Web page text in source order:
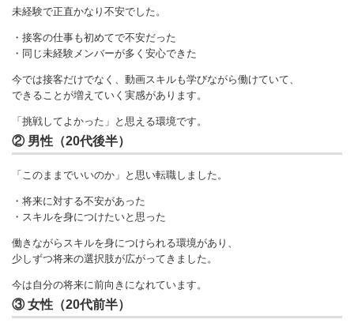
未経験で正直かなり不安でした。
・接客の仕事も初めてで不安だった
・同じ未経験メンバーが多く安心できた
今では接客だけでなく、動画スキルも学びながら働けていて、
できることが増えていく実感があります。
「挑戦してよかった」と思える環境です。
② 男性（20代後半）
「このままでいいのか」と思い転職しました。
・将来に対する不安があった
・スキルを身につけたいと思った
働きながらスキルを身につけられる環境があり、
少しずつ将来の選択肢が広がってきました。
今は自分の将来に前向きになれています。
③ 女性（20代前半）